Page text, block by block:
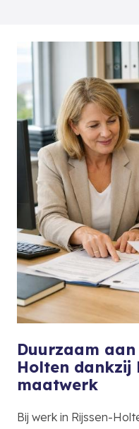
Duurzaam
Holten dankzij
maatwerk
Bij werk in Rijssen-